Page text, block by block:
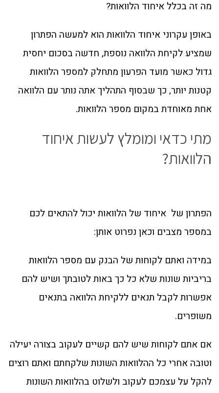
מה זה בכלל איחוד הלוואות?
באופן עקרוני איחוד הלוואות הוא למעשה הפתרון
שמציע לקיחת הלוואה נוספת, חדשה בסכום יחסית
גדול כאשר מועד הפרעון מתחלק למספר הלוואות
קטנות יותר, כך שבסוף התהליך אתה נותר עם הלוואה
אחת מאוחדת במקום מספר הלוואות.
מתי כדאי ומומלץ לעשות איחוד
הלוואות?
הפתרון של איחוד של הלוואות יכול להתאים לכם
במספר מצבים וכאן נפרוט אותן:
במידה ואתם לקוחות של הבנק עם מספר הלוואות
בריביות שונות שלא כל כך באות לטובתך ושיש להם
אפשרות לקבל תנאים ללקיחת הלוואה בתנאים
משופרים.
אם אתם לקוחות שיש להם קשיים לעקוב בצורה יעילה
וטובה אחרי כל ההלוואות השונות שלקחתם ואתם רוצים
להקל על עצמכם לעקוב ולשלוט בהלוואות השונות